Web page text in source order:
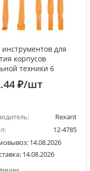
для
корпусов
техники 6
RA-05 REXANT
₽/шт
Rexant
12-4785
14.08.2026
14.08.2026